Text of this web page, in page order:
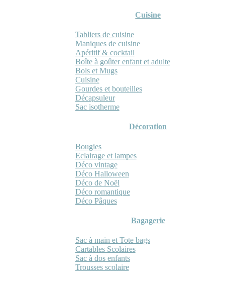
Cuisine
Tabliers de cuisine
Maniques de cuisine
Apéritif & cocktail
Boîte à goûter enfant et adulte
Bols et Mugs
Cuisine
Gourdes et bouteilles
Décapsuleur
Sac isotherme
Décoration
Bougies
Eclairage et lampes
Déco vintage
Déco Halloween
Déco de Noël
Déco romantique
Déco Pâques
Bagagerie
Sac à main et Tote bags
Cartables Scolaires
Sac à dos enfants
Trousses scolaire